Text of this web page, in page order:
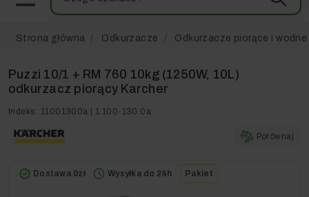
Strona główna Odkurzacze Odkurzacze piorące i wodne
Puzzi 10/1 + RM 760 10kg (1250W, 10L)
odkurzacz piorący Karcher
Indeks: 11001300a | 1.100-130.0a
Porównaj
Pakiet
Dostawa 0zł Wysyłka do 24h